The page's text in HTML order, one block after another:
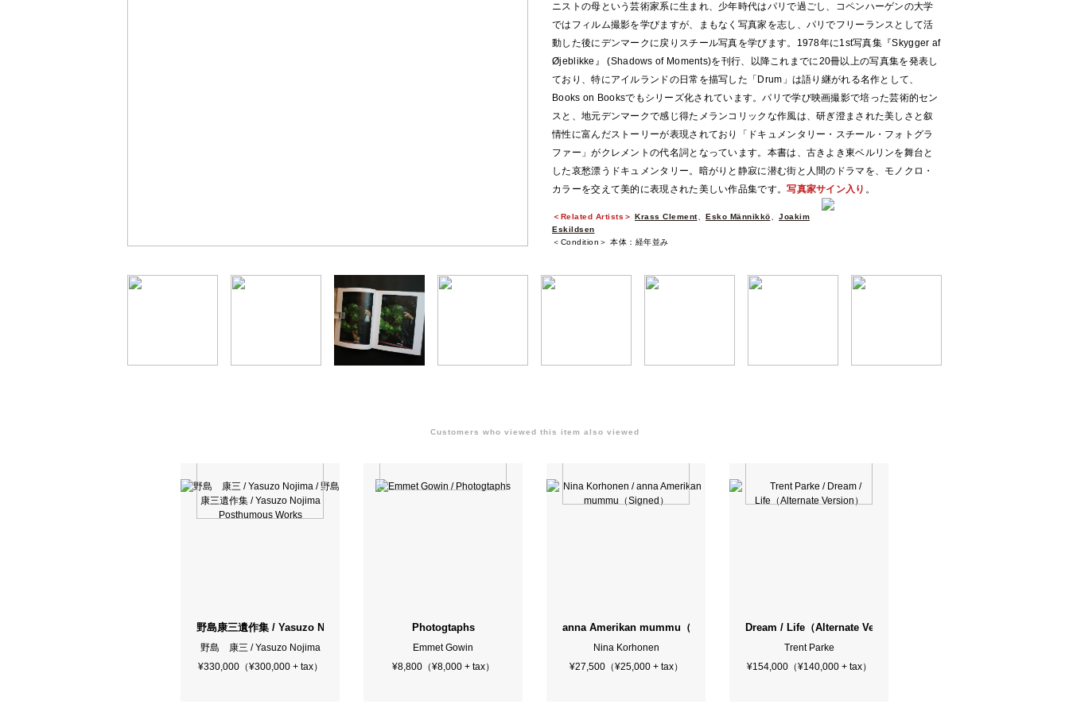
ニストの母という芸術家系に生まれ、少年時代はパリで過ごし、コペンハーゲンの大学
ではフィルム撮影を学びますが、まもなく写真家を志し、パリでフリーランスとして活
動した後にデンマークに戻りスチール写真を学びます。1978年に1st写真集『Skygger af
Øjeblikke』 (Shadows of Moments)を刊行、以降これまでに20冊以上の写真集を発表し
ており、特にアイルランドの日常を描写した「Drum」は語り継がれる名作として、
Books on Booksでもシリーズ化されています。パリで学び映画撮影で培った芸術的セン
スと、地元デンマークで感じ得たメランコリックな作風は、研ぎ澄まされた美しさと叙
情性に富んだストーリーが表現されており「ドキュメンタリー・スチール・フォトグラ
ファー」がクレメントの代名詞となっています。本書は、古きよき東ベルリンを舞台と
した哀愁漂うドキュメンタリー。暗がりと静寂に潜む街と人間のドラマを、モノクロ・
カラーを交えて美的に表現された美しい作品集です。写真家サイン入り 。
＜Related Artists＞ Krass Clement、 Esko Männikkö
Joakim
Eskildsen
＜Condition＞ 本体：経年並み
Customers who viewed this item also viewed
野島康三遺作集 / Yasuzo Nojima Posthumous Works
野島 康三 / Yasuzo Nojima
¥330,000（¥300,000 + tax）
Photogtaphs
Emmet Gowin
¥8,800（¥8,000 + tax）
anna Amerikan mummu（Signed）
Nina Korhonen
¥27,500（¥25,000 + tax）
Dream / Life（Alternate Version）
Trent Parke
¥154,000（¥140,000 + tax）